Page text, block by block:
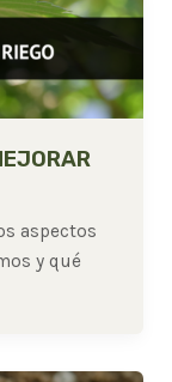
aspectos
y qué